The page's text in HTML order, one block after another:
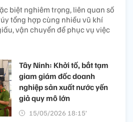
biệt nghiêm trọng, liên quan số
tổng hợp cùng nhiều vũ khí
vận chuyển để phục vụ việc
Tây Ninh: Khởi tố, bắt tạm
giam giám đốc doanh
nghiệp sản xuất nước yến
giả quy mô lớn
15/05/2026 18:15’